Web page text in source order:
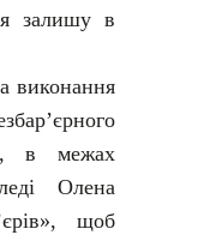
залишу в
виконання
в межах
Олена
щоб